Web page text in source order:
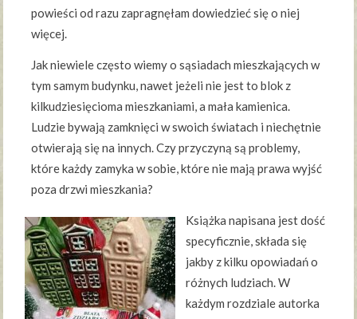
powieści od razu zapragnęłam dowiedzieć się o niej
więcej.
Jak niewiele często wiemy o sąsiadach mieszkających w
tym samym budynku, nawet jeżeli nie jest to blok z
kilkudziesięcioma mieszkaniami, a mała kamienica.
Ludzie bywają zamknięci w swoich światach i niechętnie
otwierają się na innych. Czy przyczyną są problemy,
które każdy zamyka w sobie, które nie mają prawa wyjść
poza drzwi mieszkania?
Książka napisana jest dość
specyficznie, składa się
jakby z kilku opowiadań o
różnych ludziach. W
każdym rozdziale autorka